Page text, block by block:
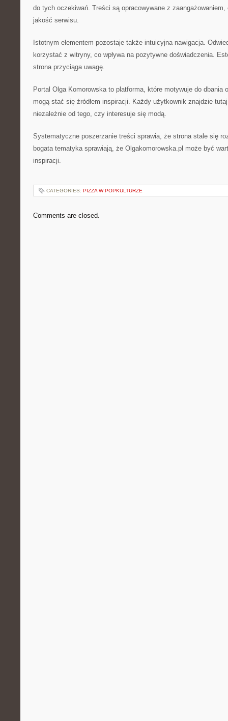
do tych oczekiwań. Treści są opracowywane z zaangażowaniem,
jakość serwisu.
Istotnym elementem pozostaje także intuicyjna nawigacja.
korzystać z witryny, co wpływa na pozytywne doświadczenia.
strona przyciąga uwagę.
Portal Olga Komorowska to platforma, które motywuje do dbania
mogą stać się źródłem inspiracji. Każdy użytkownik znajdzie
niezależnie od tego, czy interesuje się modą.
Systematyczne poszerzanie treści sprawia, że strona stale się
bogata tematyka sprawiają, że Olgakomorowska.pl może być
inspiracji.
CATEGORIES: PIZZA W POPKULTURZE
Comments are closed.